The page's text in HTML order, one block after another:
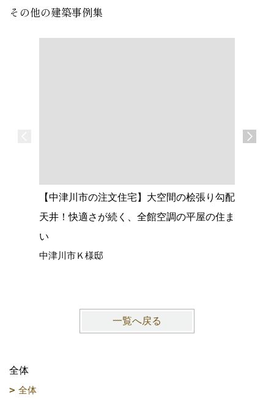
その他の建築事例集
【中津川市の注文住宅】大空間の桧張り勾配
天井！快適さが続く、全館空調の平屋の住ま
い
中津川市Ｋ様邸
一覧へ戻る
全体
全体